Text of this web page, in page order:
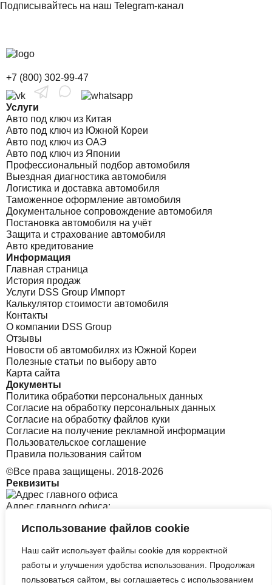
Использование файлов cookie
Наш сайт использует файлы cookie для корректной
работы и улучшения удобства использования. Продолжая
пользоваться сайтом, вы соглашаетесь с использованием
Подписывайтесь на наш Telegram-канал
+7 (800) 302-99-47
Услуги
Авто под ключ из Китая
Авто под ключ из Южной Кореи
Авто под ключ из ОАЭ
Авто под ключ из Японии
Профессиональный подбор автомобиля
Выездная диагностика автомобиля
Логистика и доставка автомобиля
Таможенное оформление автомобиля
Документальное сопровождение автомобиля
Постановка автомобиля на учёт
Защита и страхование автомобиля
Авто кредитование
Информация
Главная страница
История продаж
Услуги DSS Group Импорт
Калькулятор стоимости автомобиля
Контакты
О компании DSS Group
Отзывы
Новости об автомобилях из Южной Кореи
Полезные статьи по выбору авто
Карта сайта
Документы
Политика обработки персональных данных
Согласие на обработку персональных данных
Согласие на обработку файлов куки
Согласие на получение рекламной информации
Пользовательское соглашение
Правила пользования сайтом
©Все права защищены. 2018-2026
Реквизиты
Адрес главного офиса:
Адрес офиса в Корее: